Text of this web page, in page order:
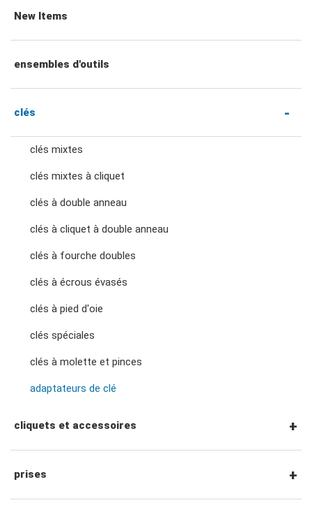
New Items
ensembles d'outils
clés
clés mixtes
clés mixtes à cliquet
clés à double anneau
clés à cliquet à double anneau
clés à fourche doubles
clés à écrous évasés
clés à pied d'oie
clés spéciales
clés à molette et pinces
adaptateurs de clé
cliquets et accessoires
Cliquets et accessoires à entraînement
prises